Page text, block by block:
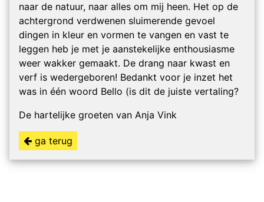
naar de natuur, naar alles om mij heen. Het op de
achtergrond verdwenen sluimerende gevoel
dingen in kleur en vormen te vangen en vast te
leggen heb je met je aanstekelijke enthousiasme
weer wakker gemaakt. De drang naar kwast en
verf is wedergeboren! Bedankt voor je inzet het
was in één woord Bello (is dit de juiste vertaling?
De hartelijke groeten van Anja Vink
ga terug